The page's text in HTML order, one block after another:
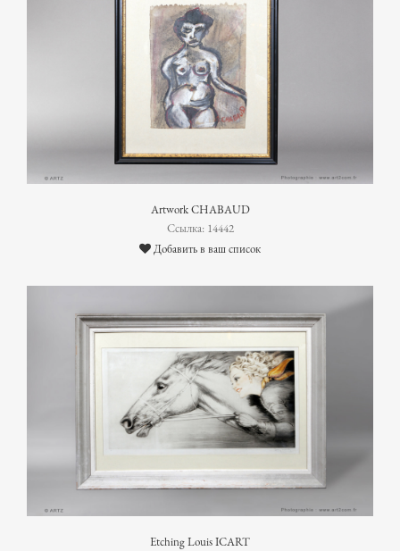
Artwork CHABAUD
Ссылка: 14442
Добавить в ваш список
Etching Louis ICART